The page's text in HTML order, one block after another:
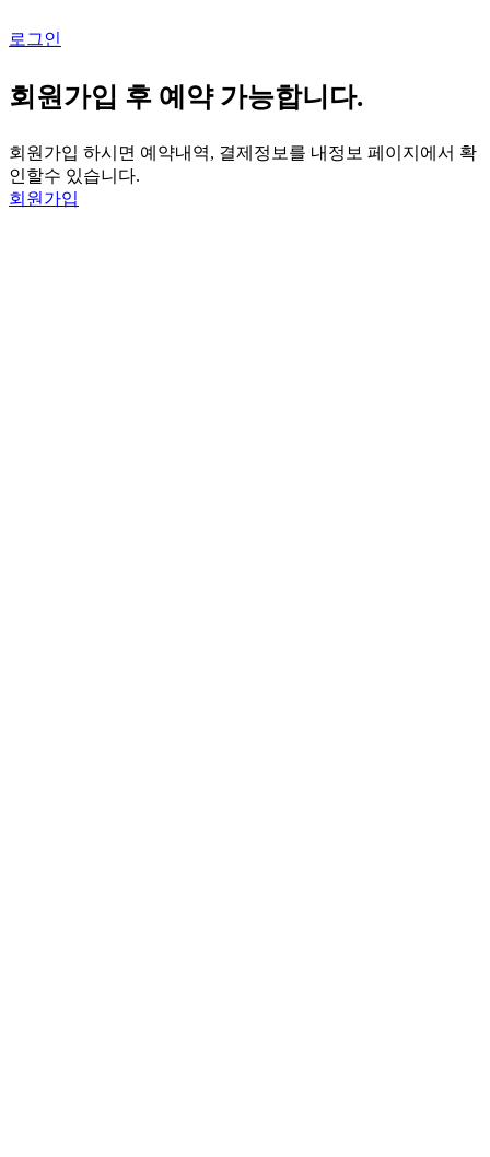
로그인
회원가입 후 예약 가능합니다.
회원가입 하시면 예약내역, 결제정보를 내정보 페이지에서 확
인할수 있습니다.
회원가입